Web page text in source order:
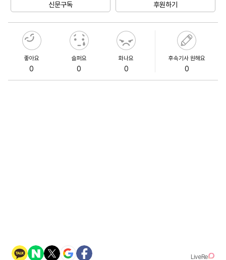
신문구독 후원하기
좋아요
0
슬퍼요
0
화나요
0
후속기사 원해요
0